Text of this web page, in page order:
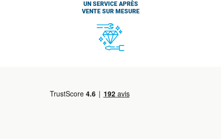
UN SERVICE APRÈS
VENTE SUR MESURE